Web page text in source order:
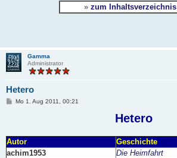
» zum Inhaltsverzeichnis
Gamma
Administrator
Hetero
B
a
g
Mo 1. Aug 2011, 00:21
Hetero
Autor
Geschichte
achim1953
Die Heimfahrt